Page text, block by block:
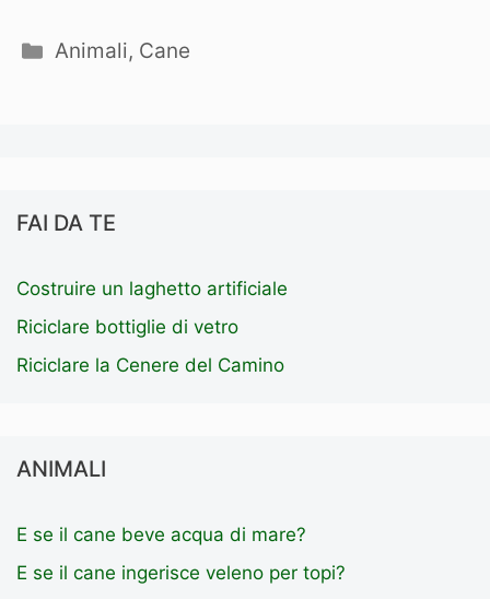
Categorie
Animali, Cane
FAI DA TE
Costruire un laghetto artificiale
Riciclare bottiglie di vetro
Riciclare la Cenere del Camino
ANIMALI
E se il cane beve acqua di mare?
E se il cane ingerisce veleno per topi?